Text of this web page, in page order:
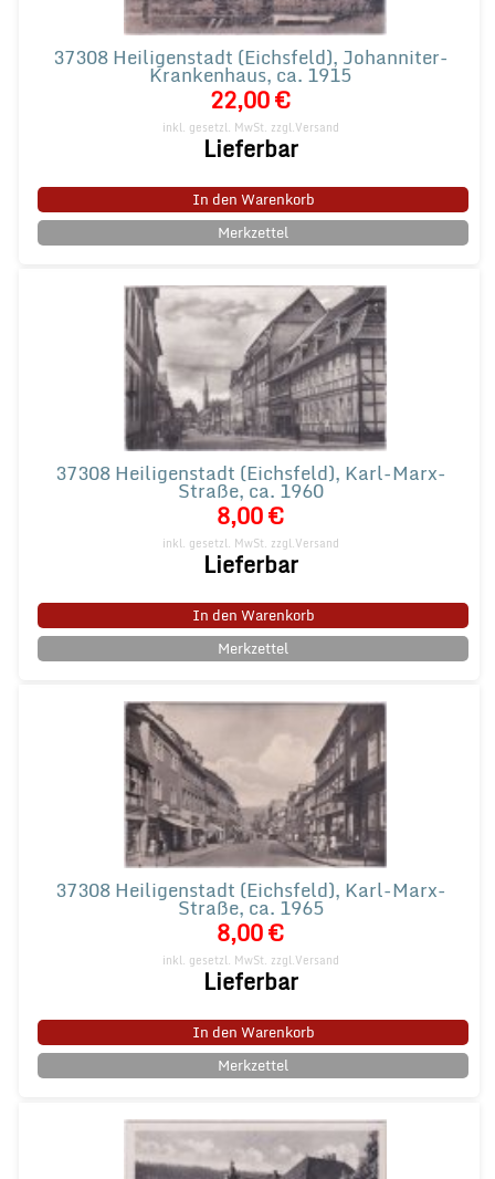
37308 Heiligenstadt (Eichsfeld), Johanniter-
Krankenhaus, ca. 1915
22,00 €
inkl. gesetzl. MwSt. zzgl.Versand
Lieferbar
In den Warenkorb
Merkzettel
37308 Heiligenstadt (Eichsfeld), Karl-Marx-
Straße, ca. 1960
8,00 €
inkl. gesetzl. MwSt. zzgl.Versand
Lieferbar
In den Warenkorb
Merkzettel
37308 Heiligenstadt (Eichsfeld), Karl-Marx-
Straße, ca. 1965
8,00 €
inkl. gesetzl. MwSt. zzgl.Versand
Lieferbar
In den Warenkorb
Merkzettel